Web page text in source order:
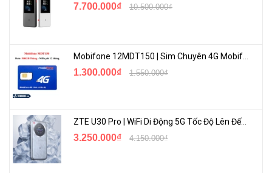
7.700.000₫ 10.500.000₫
1.300.000₫ 1.550.000₫
ZTE U30 Pro | WiFi Di Động 5G Tốc Độ Lên Đến 500Mbps, Màn Hình Cảm Ứng
3.250.000₫ 4.150.000₫